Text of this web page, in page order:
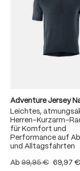
Adventure Jersey
Leichtes,
Herren-Kurzarm-
für Komfort und
Performance auf
und Alltagsfahrten
Ab 99,95 € 69,97 €